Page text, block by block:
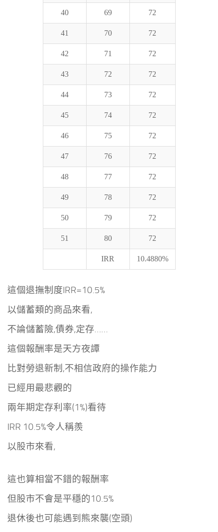
40 69 72
41 70 72
42 71 72
43 72 72
44 73 72
45 74 72
46 75 72
47 76 72
48 77 72
49 78 72
50 79 72
51 80 72
IRR 10.4880%
這個退撫制度IRR=10.5%
以儲蓄類的商品來看,
不論儲蓄險,債券,定存……
這個報酬率是天方夜譚
比對勞退新制,不相信政府的操作能力
已經用最悲觀的
兩年期定存利率(1%)看待
IRR 10.5%令人稱羨
以股市來看,
這也算相當不錯的報酬率
但股市不會是平穩的10.5%
退休後也可能遇到熊來襲(空頭)